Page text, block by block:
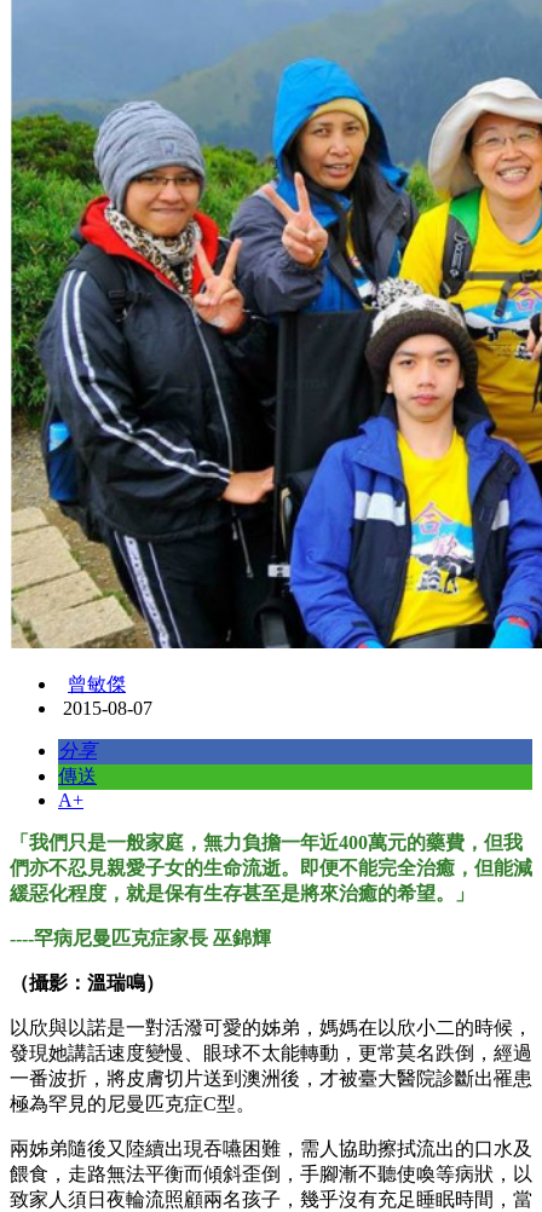
曾敏傑
2015-08-07
分享
傳送
A+
「我們只是一般家庭，無力負擔一年近400萬元的藥費，但我
們亦不忍見親愛子女的生命流逝。即便不能完全治癒，但能減
緩惡化程度，就是保有生存甚至是將來治癒的希望。」
----罕病尼曼匹克症家長 巫錦輝
（攝影：溫瑞鳴）
以欣與以諾是一對活潑可愛的姊弟，媽媽在以欣小二的時候，
發現她講話速度變慢、眼球不太能轉動，更常莫名跌倒，經過
一番波折，將皮膚切片送到澳洲後，才被臺大醫院診斷出罹患
極為罕見的尼曼匹克症C型。
兩姊弟隨後又陸續出現吞嚥困難，需人協助擦拭流出的口水及
餵食，走路無法平衡而傾斜歪倒，手腳漸不聽使喚等病狀，以
致家人須日夜輪流照顧兩名孩子，幾乎沒有充足睡眠時間，當